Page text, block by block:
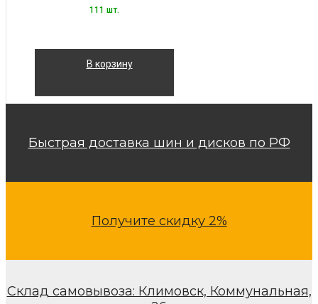
111 шт.
В корзину
Быстрая доставка шин и дисков по РФ
Получите скидку 2%
Склад самовывоза: Климовск, Коммунальная,